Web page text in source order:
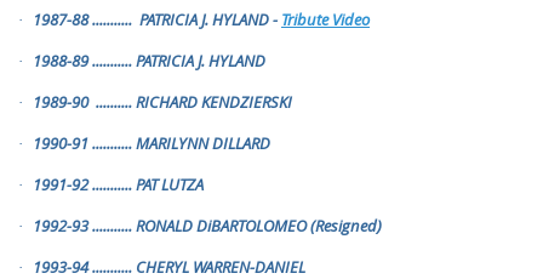
· 1987-88........... PATRICIA J. HYLAND - Tribute Video
· 1988-89...........PATRICIA J. HYLAND
· 1989-90 ..........RICHARD KENDZIERSKI
· 1990-91...........MARILYNN DILLARD
· 1991-92...........PAT LUTZA
· 1992-93...........RONALD DiBARTOLOMEO (Resigned)
· 1993-94........... CHERYL WARREN-DANIEL